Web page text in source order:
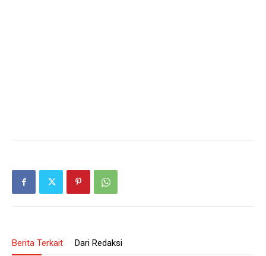
Berita Terkait Dari Redaksi